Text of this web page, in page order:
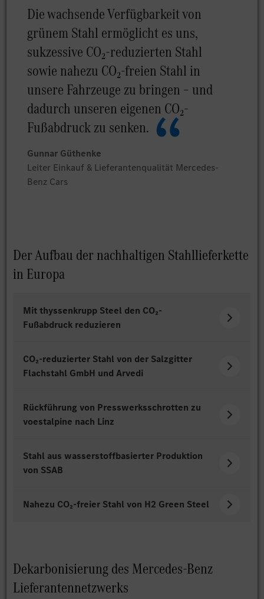
Die wachsende Verfügbarkeit von
grünem Stahl ermöglicht es uns,
sukzessive CO₂-reduzierten Stahl
sowie nahezu CO₂-freien Stahl in
unsere Fahrzeuge zu bringen – und
dadurch unseren eigenen CO₂-
Fußabdruck zu senken.
Gunnar Güthenke
Leiter Einkauf & Lieferantenqualität Mercedes-
Benz Cars
Der Aufbau der nachhaltigen Stahllieferkette
in Europa
Mit thyssenkrupp Steel den CO₂-
Fußabdruck reduzieren
CO₂-reduzierter Stahl von der Salzgitter
Flachstahl GmbH und Arvedi
Rückführung von Presswerksschrotten zu
voestalpine nach Linz
Stahl aus wasserstoffbasierter Produktion
von SSAB
Nahezu CO₂-freier Stahl von H2 Green Steel
Dekarbonisierung des Mercedes-Benz
Lieferantennetzwerks